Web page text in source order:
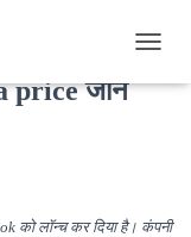
O
A
32जीबी रैम
price जाने
को लॉन्च कर दिया है। कंपनी